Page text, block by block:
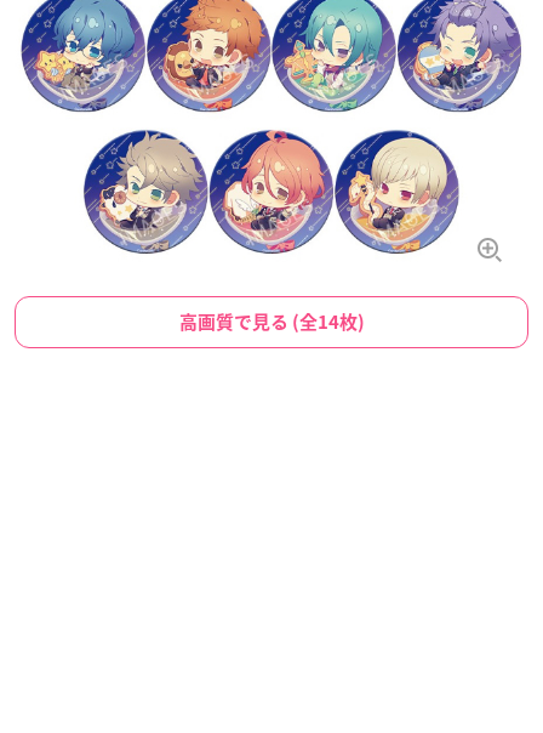
高画質で見る (全14枚)